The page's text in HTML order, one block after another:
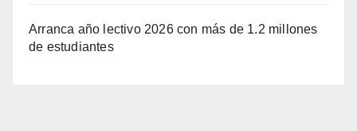
Arranca año lectivo 2026 con más de 1.2 millones
de estudiantes